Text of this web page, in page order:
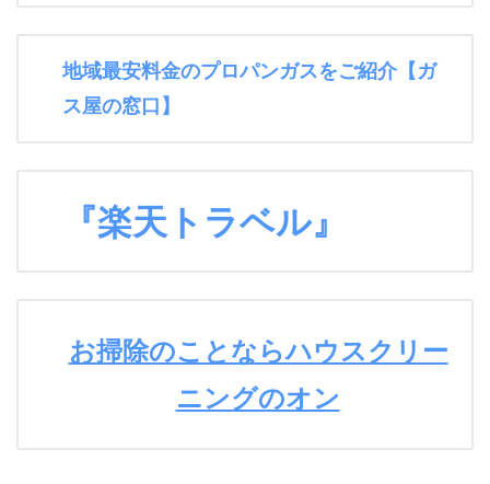
地域最安料金のプロパンガスをご紹介【ガ
ス屋の窓口】
『楽天トラベル』
お掃除のことならハウスクリー
ニングのオン